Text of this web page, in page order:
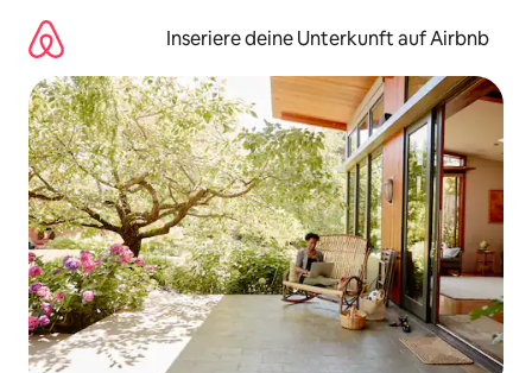
Inhalten
springen
Inseriere deine Unterkunft auf Airbnb